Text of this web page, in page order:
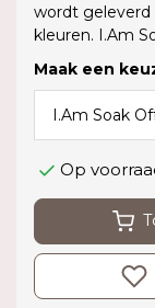
wordt geleverd
kleuren. I.Am
Maak een
Op